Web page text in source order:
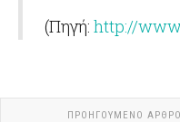
(Πηγή: http://
ΠΡΟΗΓΟΎΜΕΝΟ ΆΡΘΡΟ